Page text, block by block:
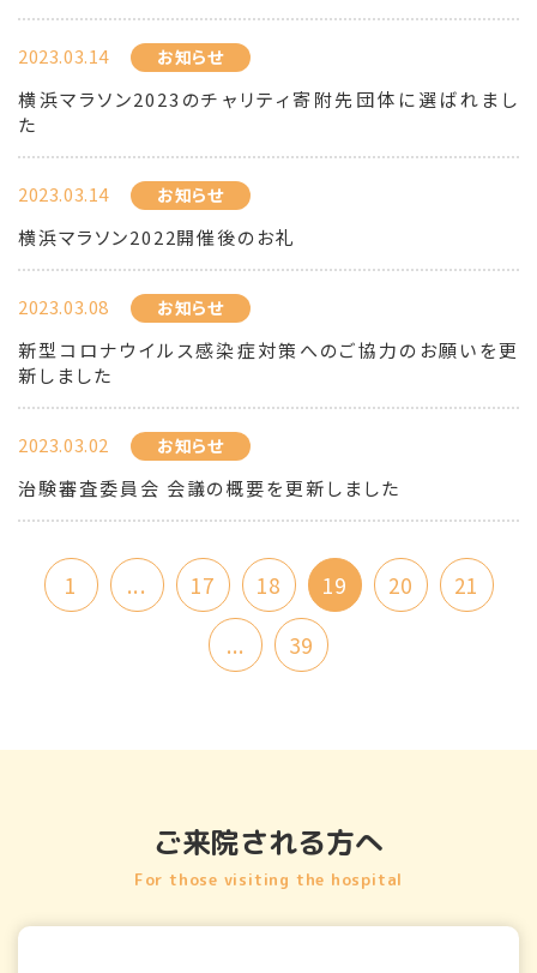
2023.03.14 お知らせ
横浜マラソン2023のチャリティ寄附先団体に選ばれまし
た
2023.03.14 お知らせ
横浜マラソン2022開催後のお礼
2023.03.08 お知らせ
新型コロナウイルス感染症対策へのご協力のお願いを更
新しました
2023.03.02 お知らせ
治験審査委員会 会議の概要を更新しました
1 ... 17 18 19 20
21
...
39
ご来院される方へ
For those visiting the hospital